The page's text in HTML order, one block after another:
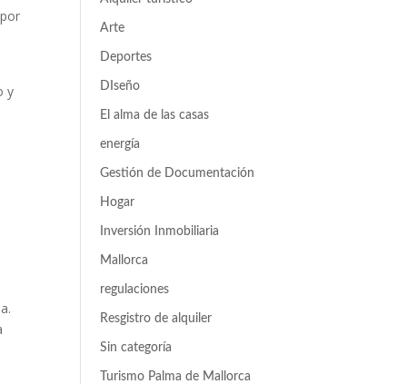
y
Arte
Deportes
DIseño
El alma de las casas
energía
Gestión de Documentación
Hogar
Inversión Inmobiliaria
Mallorca
regulaciones
Resgistro de alquiler
Sin categoría
Turismo Palma de Mallorca